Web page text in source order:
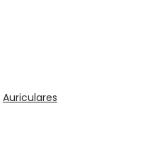
Auriculares